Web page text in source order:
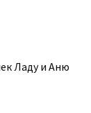
Ладу и Аню.